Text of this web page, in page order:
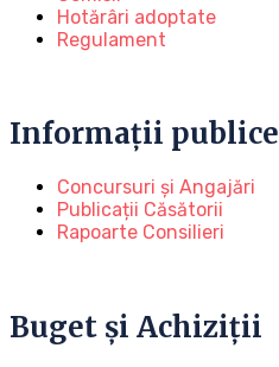
Hotărâri adoptate
Regulament
Informații publice
Concursuri și Angajări
Publicații Căsătorii
Rapoarte Consilieri
Buget și Achiziții